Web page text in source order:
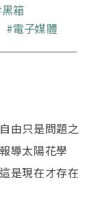
黑箱
電子媒體
由只是問題之
導太陽花學
是現在才存在